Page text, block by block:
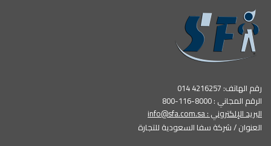
رقم الهاتف: 4216257 014
الرقم المجاني : 8000-116-800
البريد الإلكتروني :info@sfa.com.sa
العنوان / شركة سفا السعودية للتجارة